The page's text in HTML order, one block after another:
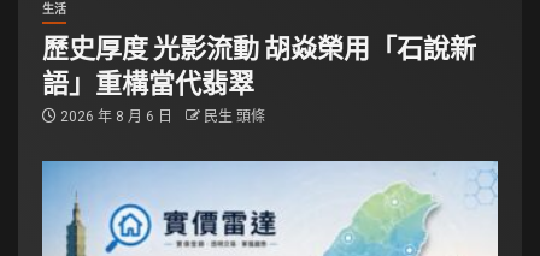
生活
歷史厚度 光影流動 胡焱榮用「石說新
語」重構當代翡翠
2026 年 8 月 6 日 民生 頭條